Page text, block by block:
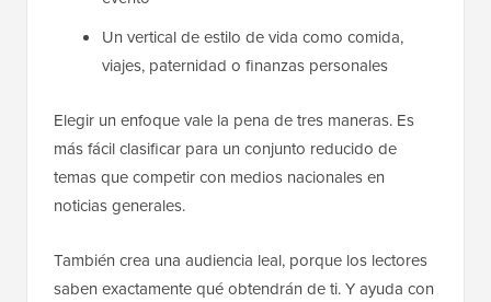
Un vertical de estilo de vida como comida,
viajes, paternidad o finanzas personales
Elegir un enfoque vale la pena de tres maneras. Es
más fácil clasificar para un conjunto reducido de
temas que competir con medios nacionales en
noticias generales.
También crea una audiencia leal, porque los lectores
saben exactamente qué obtendrán de ti. Y ayuda con